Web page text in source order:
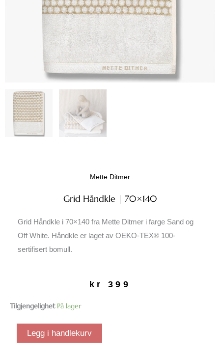
Mette Ditmer
Grid Håndkle | 70×140
Grid Håndkle i 70×140 fra Mette Ditmer i farge Sand og
Off White. Håndkle er laget av OEKO-TEX® 100-
sertifisert bomull.
kr 399
Tilgjengelighet På lager
Grid
70x140
Legg i handlekurv